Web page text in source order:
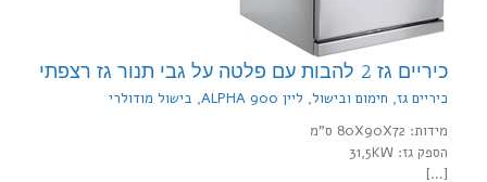
כיריים גז 2 להבות עם פלטה על גבי תנור גז רצפתי
כיריים גז, חימום ובישול, ליין 900 ALPHA , בישול מודולרי
מידות: 80X90X72 ס"מ
הספק גז: 31,5KW
[…]